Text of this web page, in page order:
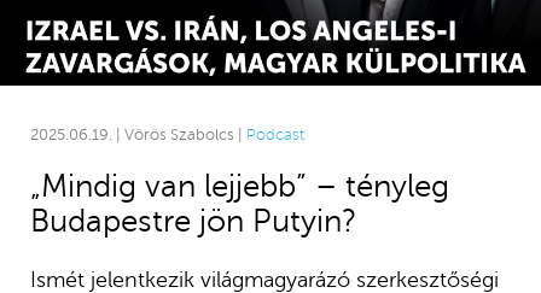
2025.06.19. | Vörös Szabolcs | Podcast
„Mindig van lejjebb” – tényleg
Budapestre jön Putyin?
Ismét jelentkezik világmagyarázó szerkesztőségi